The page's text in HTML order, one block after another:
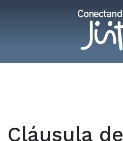
Cláusula de